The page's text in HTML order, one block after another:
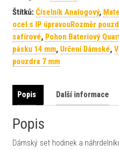
Štítků: Číselník Analogový,
ocel s IP úpravouRozměr
safírové, Pohon Bateriový
pásku 14 mm, Určení Dámské,
pouzdra 7 mm
Popis Další informace
Popis
Dámský set hodinek a